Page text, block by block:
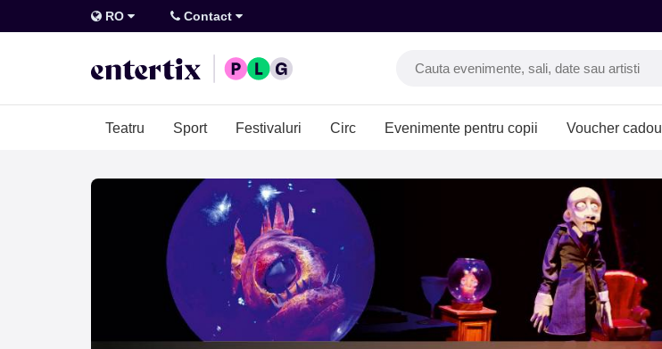
RO Contact
Teatru Sport Festivaluri Circ Evenimente pentru copii Voucher cadou